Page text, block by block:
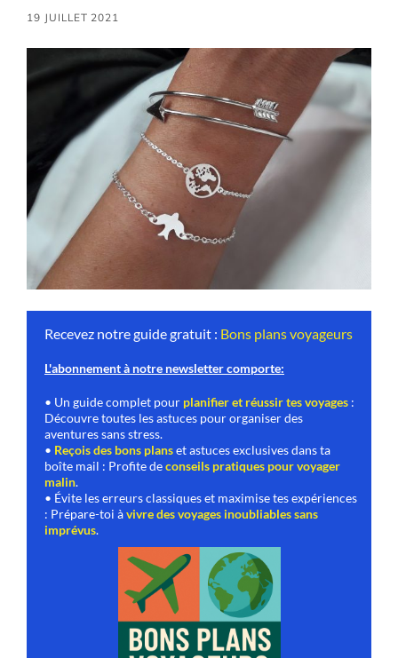
19 JUILLET 2021